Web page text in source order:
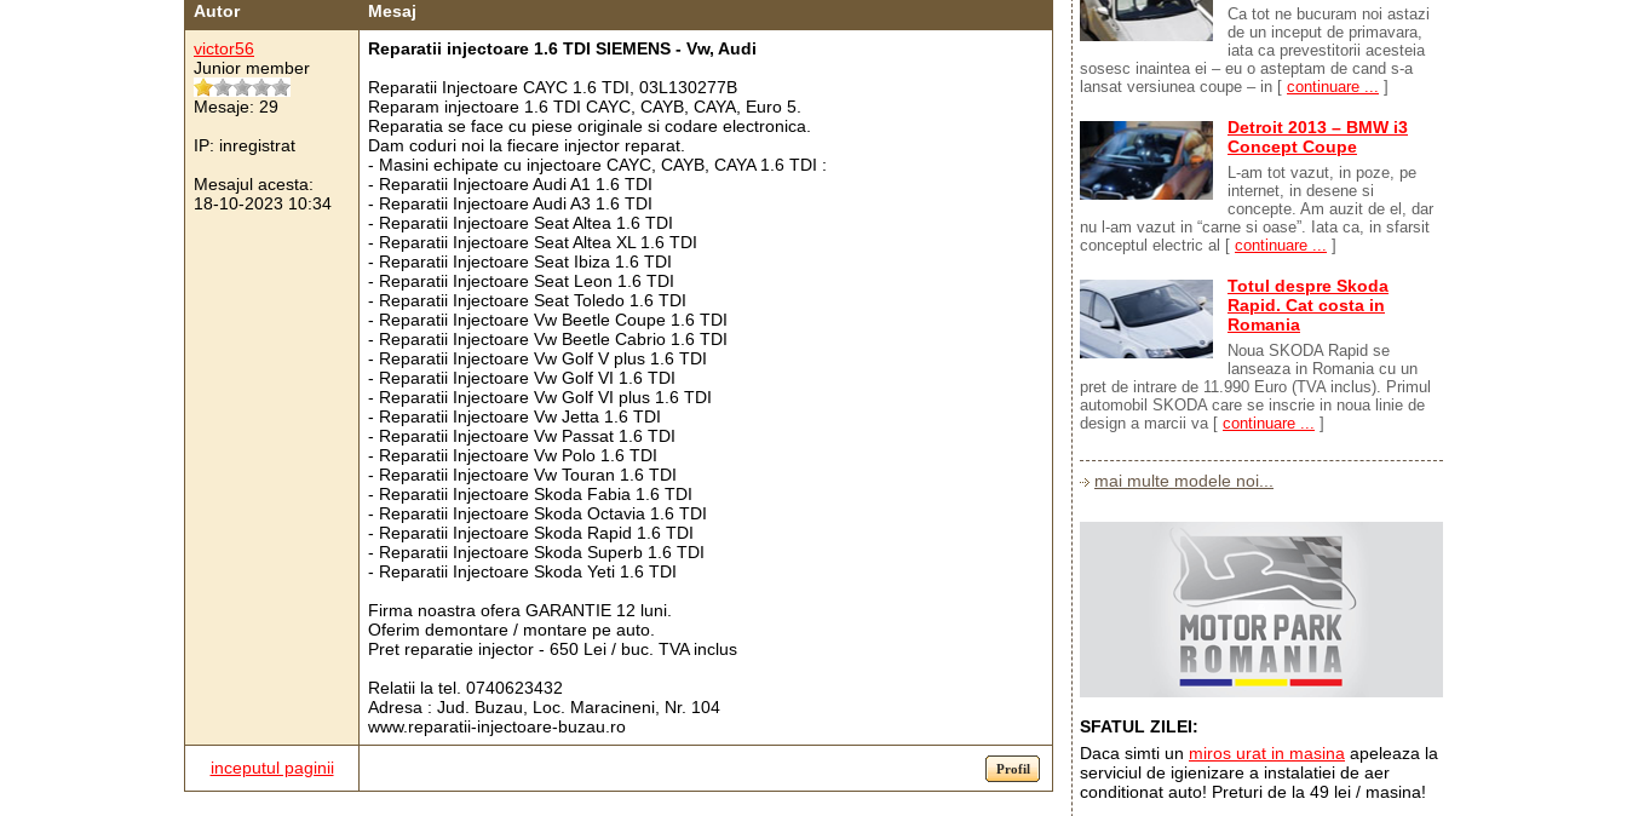
Autor
Mesaj
victor56
Junior member
Mesaje: 29
IP: inregistrat
Mesajul acesta:
18-10-2023 10:34
Reparatii injectoare 1.6 TDI SIEMENS - Vw, Audi
Reparatii Injectoare CAYC 1.6 TDI, 03L130277B
Reparam injectoare 1.6 TDI CAYC, CAYB, CAYA, Euro 5.
Reparatia se face cu piese originale si codare electronica.
Dam coduri noi la fiecare injector reparat.
- Masini echipate cu injectoare CAYC, CAYB, CAYA 1.6 TDI :
- Reparatii Injectoare Audi A1 1.6 TDI
- Reparatii Injectoare Audi A3 1.6 TDI
- Reparatii Injectoare Seat Altea 1.6 TDI
- Reparatii Injectoare Seat Altea XL 1.6 TDI
- Reparatii Injectoare Seat Ibiza 1.6 TDI
- Reparatii Injectoare Seat Leon 1.6 TDI
- Reparatii Injectoare Seat Toledo 1.6 TDI
- Reparatii Injectoare Vw Beetle Coupe 1.6 TDI
- Reparatii Injectoare Vw Beetle Cabrio 1.6 TDI
- Reparatii Injectoare Vw Golf V plus 1.6 TDI
- Reparatii Injectoare Vw Golf VI 1.6 TDI
- Reparatii Injectoare Vw Golf VI plus 1.6 TDI
- Reparatii Injectoare Vw Jetta 1.6 TDI
- Reparatii Injectoare Vw Passat 1.6 TDI
- Reparatii Injectoare Vw Polo 1.6 TDI
- Reparatii Injectoare Vw Touran 1.6 TDI
- Reparatii Injectoare Skoda Fabia 1.6 TDI
- Reparatii Injectoare Skoda Octavia 1.6 TDI
- Reparatii Injectoare Skoda Rapid 1.6 TDI
- Reparatii Injectoare Skoda Superb 1.6 TDI
- Reparatii Injectoare Skoda Yeti 1.6 TDI
Firma noastra ofera GARANTIE 12 luni.
Oferim demontare / montare pe auto.
Pret reparatie injector - 650 Lei / buc. TVA inclus
Relatii la tel. 0740623432
Adresa : Jud. Buzau, Loc. Maracineni, Nr. 104
www.reparatii-injectoare-buzau.ro
inceputul paginii
Ca tot ne bucuram noi astazi
de un inceput de primavara,
iata ca prevestitorii acesteia
sosesc inaintea ei – eu o asteptam de cand s-a
lansat versiunea coupe – in [ continuare ... ]
Detroit 2013 – BMW i3
Concept Coupe
L-am tot vazut, in poze, pe
internet, in desene si
concepte. Am auzit de el, dar
nu l-am vazut in “carne si oase”. Iata ca, in sfarsit
conceptul electric al [ continuare ... ]
Totul despre Skoda
Rapid. Cat costa in
Romania
Noua SKODA Rapid se
lanseaza in Romania cu un
pret de intrare de 11.990 Euro (TVA inclus). Primul
automobil SKODA care se inscrie in noua linie de
design a marcii va [ continuare ... ]
mai multe modele noi...
SFATUL ZILEI:
Daca simti un miros urat in masina apeleaza la
serviciul de igienizare a instalatiei de aer
conditionat auto! Preturi de la 49 lei / masina!